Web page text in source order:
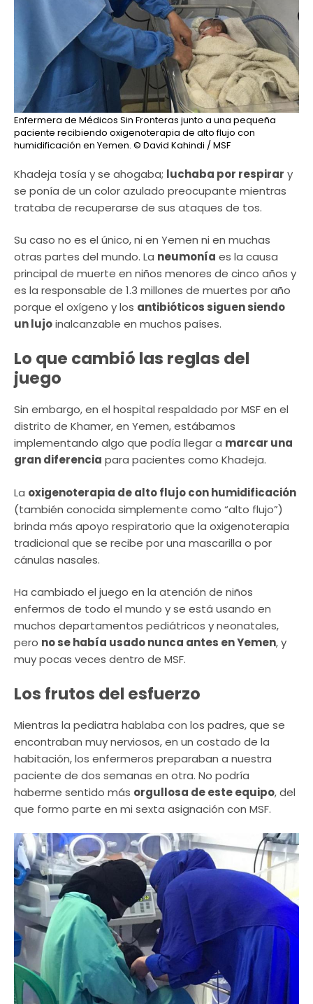
Enfermera de Médicos Sin Fronteras junto a una pequeña
paciente recibiendo oxigenoterapia de alto flujo con
humidificación en Yemen. © David Kahindi / MSF
Khadeja tosía y se ahogaba; luchaba por respirar y
se ponía de un color azulado preocupante mientras
trataba de recuperarse de sus ataques de tos.
Su caso no es el único, ni en Yemen ni en muchas
otras partes del mundo. La neumonía es la causa
principal de muerte en niños menores de cinco años y
es la responsable de 1.3 millones de muertes por año
porque el oxígeno y los antibióticos siguen siendo
un lujoinalcanzable en muchos países.
Lo que cambió las reglas del
juego
Sin embargo, en el hospital respaldado por MSF en el
distrito de Khamer, en Yemen, estábamos
implementando algo que podía llegar a marcar una
gran diferencia para pacientes como Khadeja.
La oxigenoterapia de alto flujo con humidificación
(también conocida simplemente como “alto flujo”)
brinda más apoyo respiratorio que la oxigenoterapia
tradicional que se recibe por una mascarilla o por
cánulas nasales.
Ha cambiado el juego en la atención de niños
enfermos de todo el mundo y se está usando en
muchos departamentos pediátricos y neonatales,
pero no se había usado nunca antes en Yemen, y
muy pocas veces dentro de MSF.
Los frutos del esfuerzo
Mientras la pediatra hablaba con los padres, que se
encontraban muy nerviosos, en un costado de la
habitación, los enfermeros preparaban a nuestra
paciente de dos semanas en otra. No podría
haberme sentido más orgullosa de este equipo, del
que formo parte en mi sexta asignación con MSF.